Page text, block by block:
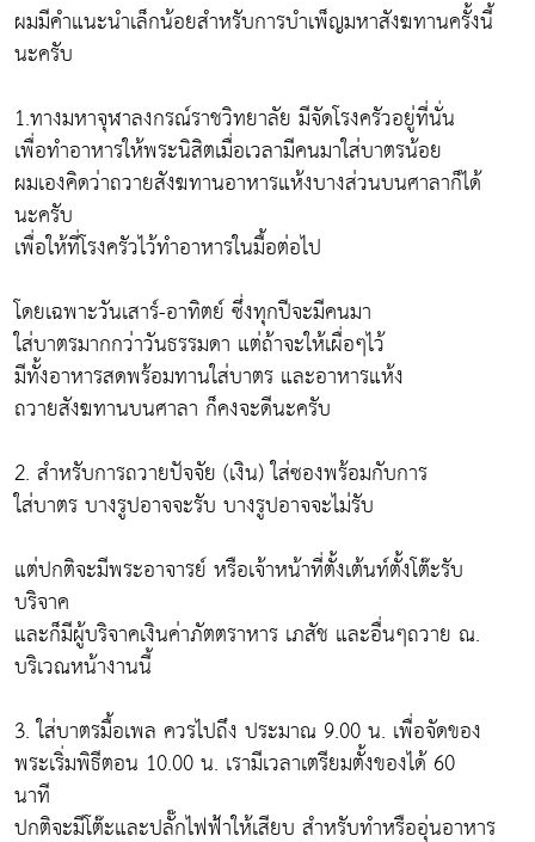
ผมมีคำแนะนำเล็กน้อยสำหรับการบำเพ็ญมหาสังฆทานครั้งนี้
นะครับ
1.ทางมหาจุฬาลงกรณ์ราชวิทยาลัย มีจัดโรงครัวอยู่ที่นั่น
เพื่อทำอาหารให้พระนิสิตเมื่อเวลามีคนมาใส่บาตรน้อย
ผมเองคิดว่าถวายสังฆทานอาหารแห้งบางส่วนบนศาลาก็ได้
นะครับ
เพื่อให้ที่โรงครัวไว้ทำอาหารในมื้อต่อไป
โดยเฉพาะวันเสาร์-อาทิตย์ ซึ่งทุกปีจะมีคนมา
ใส่บาตรมากกว่าวันธรรมดา แต่ถ้าจะให้เผื่อๆไว้
มีทั้งอาหารสดพร้อมทานใส่บาตร และอาหารแห้ง
ถวายสังฆทานบนศาลา ก็คงจะดีนะครับ
2. สำหรับการถวายปัจจัย (เงิน) ใส่ซองพร้อมกับการ
ใส่บาตร บางรูปอาจจะรับ บางรูปอาจจะไม่รับ
แต่ปกติจะมีพระอาจารย์ หรือเจ้าหน้าที่ตั้งเต้นท์ตั้งโต๊ะรับ
บริจาค
และก็มีผู้บริจาคเงินค่าภัตตราหาร เภสัช และอื่นๆถวาย ณ.
บริเวณหน้างานนี้
3. ใส่บาตรมื้อเพล ควรไปถึง ประมาณ 9.00 น. เพื่อจัดของ
พระเริ่มพิธีตอน 10.00 น. เรามีเวลาเตรียมตั้งของได้ 60
นาที
ปกติจะมีโต๊ะและปลั๊กไฟฟ้าให้เสียบ สำหรับทำหรืออุ่นอาหาร